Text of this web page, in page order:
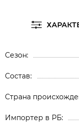
Сезон
Состав
Страна
Импортер в РБ